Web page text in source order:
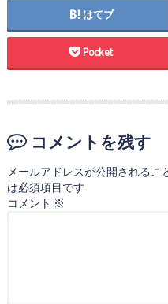
はてブ
Pocket
コメントを残す
メールアドレスが公開されるこ
は必須項目です
コメント ※